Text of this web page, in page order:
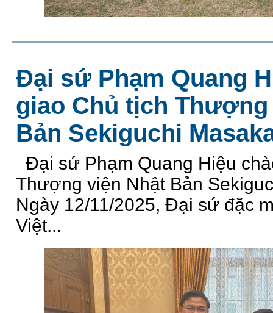
Đại sứ Phạm Quang
giao Chủ tịch Thượng
Bản Sekiguchi
Đại sứ Phạm Quang Hiệu
Thượng viện Nhật Bản
Ngày 12/11/2025, Đại sứ đặc
Việt...